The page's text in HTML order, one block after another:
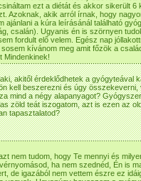
ezt a diétát és akkor sikerült 6
Azoknak, akik arról írnak, hogy
ajánlani a kúra leírásánál található
csalán). Ugyanis én is szörnyen
fordult elő velem. Egész nap
kívánom meg amit főzök a
Mindenkinek!
akitől érdeklődhetek a gyógyteával
kell beszerezni és úgy összekeverni,
mind a négy alapanyagot?
zöld teát iszogatom, azt is ezen az
tapasztalatod?
nem tudom, hogy Te mennyi és
ha nem szednéd, Én is
de igazából nem vettem észre ez